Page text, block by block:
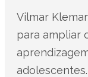
Vilmar
para ampliar
adolescentes.